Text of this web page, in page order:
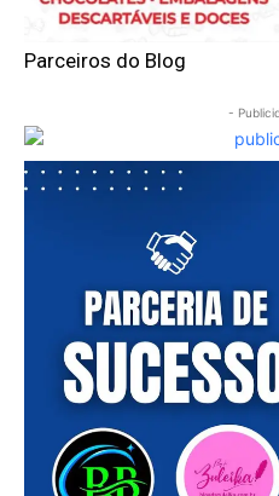
Parceiros do Blog
-